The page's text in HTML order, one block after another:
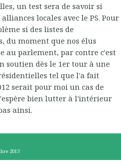
un test sera de savoir si
locales avec le PS. Pour
si des listes de
du moment que nos élus
au parlement, par contre c'est
soutien dès le 1er tour à une
tel que l'a fait
serait pour moi un cas de
bien lutter à l'intérieur
ainsi.
2013